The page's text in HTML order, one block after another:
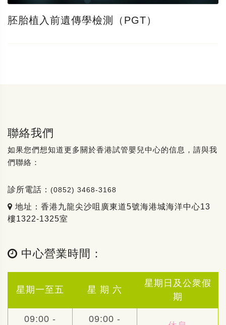
胚胎植入前遺傳學檢測（PGT）
聯絡我們
如果您們想知道更多關於香港試管嬰兒中心的信息，請與我
們聯絡：
診所電話： (0852) 3468-3168
地址：香港九龍尖沙咀廣東道5號海港城海洋中心13
樓1322-1325室
中心營業時間：
星期一至五 星 期 六
星期日及公衆假
期
09:00 - 09:00 -